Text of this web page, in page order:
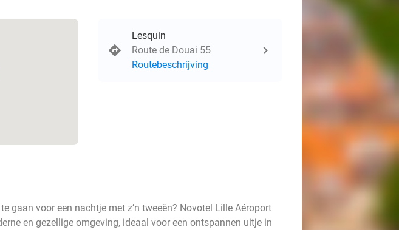
Lesquin
Route de Douai 55
Routebeschrijving
gaan voor een nachtje met z’n tweeën? Novotel Lille Aéroport
en gezellige omgeving, ideaal voor een ontspannen uitje in